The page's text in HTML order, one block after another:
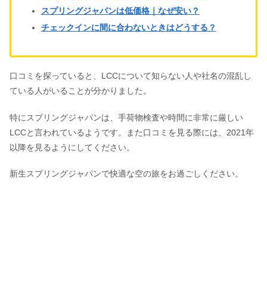
スプリングジャパンは低価格｜なぜ安い？
チェックインに間に合わないときはどうする？
口コミを探っていると、LCCについて知らない人や社名の混乱し
ている人がいることが分かりました。
特にスプリングジャパンは、手荷物検査や時間に非常に厳しい
LCCと言われているようです。また口コミを見る際には、2021年
以降を見るようにしてください。
新生スプリングジャパンで快適な空の旅をお過ごしください。